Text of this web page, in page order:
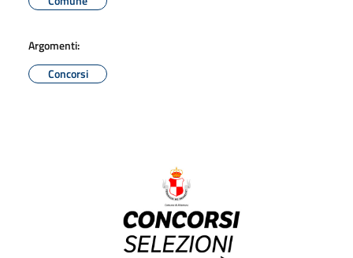
Argomenti:
Concorsi